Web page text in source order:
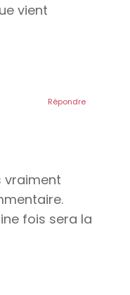
vient
vraiment
fois sera la
Répondre